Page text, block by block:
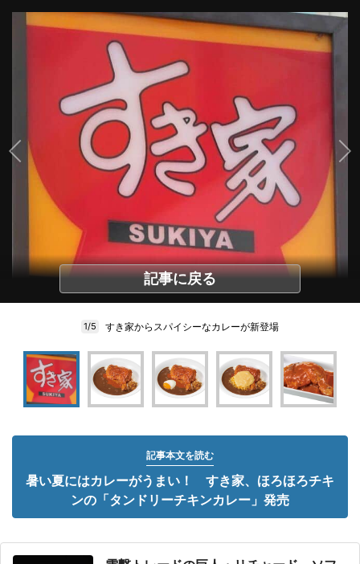
記事に戻る
1/5 すき家からスパイシーなカレーが新登場
記事本文を読む
暑い夏にはカレーがうまい！ すき家、ほろほろチキ
ンの「タンドリーチキンカレー」発売